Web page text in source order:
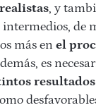
, y
de
más en el
es